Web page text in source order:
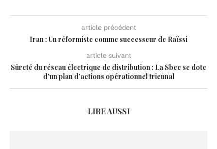
article précédent
Iran : Un réformiste comme successeur de Raïssi
article suivant
Sûreté du réseau électrique de distribution : La Sbee se dote
d’un plan d’actions opérationnel triennal
LIRE AUSSI